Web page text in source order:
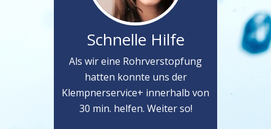
Schnelle Hilfe
Als wir eine Rohrverstopfung
hatten konnte uns der
Klempnerservice+ innerhalb von
30 min. helfen. Weiter so!